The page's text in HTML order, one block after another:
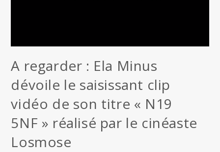
A regarder : Ela Minus
dévoile le saisissant clip
vidéo de son titre « N19
5NF » réalisé par le cinéaste
Losmose